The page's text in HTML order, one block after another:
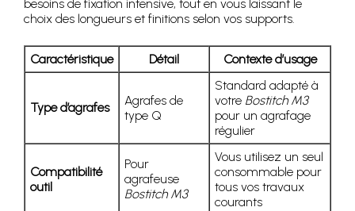
besoins de fixation intensive, tout en vous laissant le
choix des longueurs et finitions selon vos supports.
Caractéristique Détail Contexte d’usage
Type d’agrafes
Agrafes de
type Q
Standard adapté à
votre Bostitch M3
pour un agrafage
régulier
Compatibilité
outil
Pour
agrafeuse
Bostitch M3
Vous utilisez un seul
consommable pour
tous vos travaux
courants